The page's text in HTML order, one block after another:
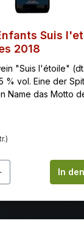
Suis l'etoile
2018
"Suis l'étoile"
% vol. Eine der
Name das Motto
GibIn